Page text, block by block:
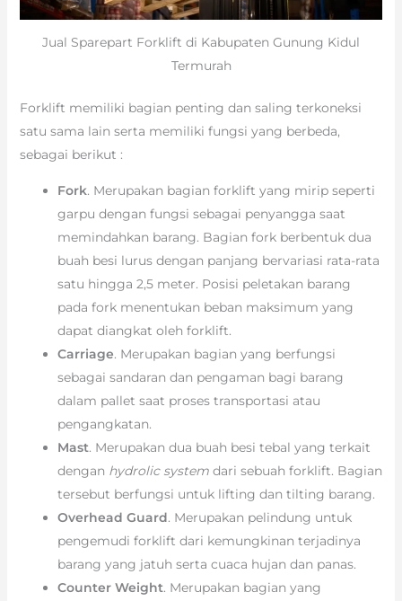
Jual Sparepart Forklift di Kabupaten Gunung Kidul
Termurah
Forklift memiliki bagian penting dan saling terkoneksi
satu sama lain serta memiliki fungsi yang berbeda,
sebagai berikut :
Fork. Merupakan bagian forklift yang mirip seperti
garpu dengan fungsi sebagai penyangga saat
memindahkan barang. Bagian fork berbentuk dua
buah besi lurus dengan panjang bervariasi rata-rata
satu hingga 2,5 meter. Posisi peletakan barang
pada fork menentukan beban maksimum yang
dapat diangkat oleh forklift.
Carriage. Merupakan bagian yang berfungsi
sebagai sandaran dan pengaman bagi barang
dalam pallet saat proses transportasi atau
pengangkatan.
Mast. Merupakan dua buah besi tebal yang terkait
dengan hydrolic systemdari sebuah forklift. Bagian
tersebut berfungsi untuk lifting dan tilting barang.
Overhead Guard. Merupakan pelindung untuk
pengemudi forklift dari kemungkinan terjadinya
barang yang jatuh serta cuaca hujan dan panas.
Counter Weight. Merupakan bagian yang